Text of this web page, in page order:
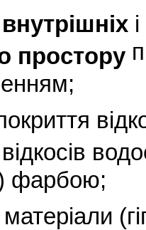
внутрішніх і
простору
фарбою;
матеріали